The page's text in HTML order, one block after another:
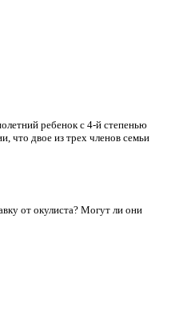
ребенок с 4-й степенью
что двое из трех членов семьи
от окулиста? Могут ли они